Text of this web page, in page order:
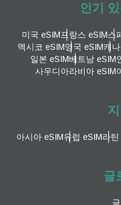
인기
미국 eSIM프랑스 eSIM스
멕시코 eSIM영국 eSIM캐
일본 eSIM베트남 eSIM
사우디아라비아 eSIM
아시아 eSIM유럽 ​​eSIM라
글